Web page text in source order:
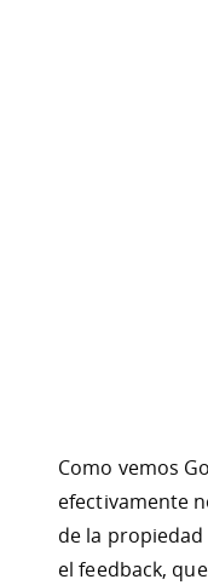
Como vemos
efectivamente
de la
el feedback,